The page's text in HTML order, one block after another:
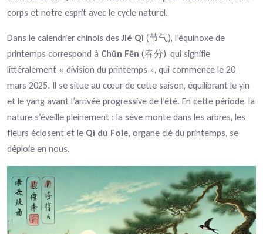
corps et notre esprit avec le cycle naturel.
Dans le calendrier chinois desJié Qì (节气), l’équinoxe de
printemps correspond à Chūn Fēn (春分), qui signifie
littéralement « division du printemps », qui commence le 20
mars 2025. Il se situe au cœur de cette saison, équilibrant le yin
et le yang avant l’arrivée progressive de l’été. En cette période, la
nature s’éveille pleinement : la sève monte dans les arbres, les
fleurs éclosent et le Qì du Foie, organe clé du printemps, se
déploie en nous.